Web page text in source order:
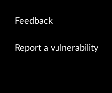
Feedback
Report a vulnerability